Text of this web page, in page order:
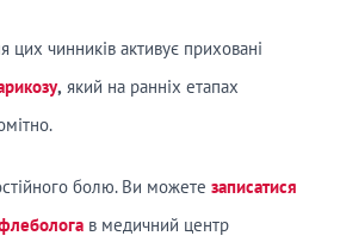
цих чинників активує приховані
, який на ранніх етапах
болю. Ви можете записатися
в медичний центр